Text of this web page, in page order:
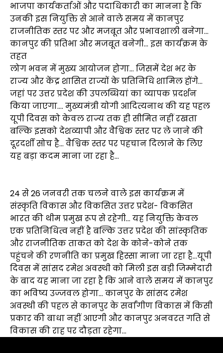
भाजपा कार्यकर्ताओं और पदाधिकारी का मानना है कि
उनकी इस नियुक्ति से आने वाले समय में कानपुर
राजनीतिक स्तर पर और मजबूत और प्रभावशाली बनेगा…
कानपुर की प्रतिभा और मजबूत बनेगी… इस कार्यक्रम के
तहत
लोग भवन में मुख्य आयोजन होगा… जिसमें देश भर के
राज्य और केंद्र शासित राज्यों के प्रतिनिधि शामिल होंगे…
जहां पर उत्तर प्रदेश की उपलब्धियां का व्यापक प्रदर्शन
किया जाएगा…. मुख्यमंत्री योगी आदित्यनाथ की यह पहल
यूपी दिवस को केवल राज्य तक ही सीमित नहीं रखता
बल्कि इसको देशव्यापी और वैश्विक स्तर पर ले जाने की
दूरदर्शी सोच है… वैश्विक स्तर पर पहचान दिलाने के लिए
यह बड़ा कदम माना जा रहा है…
24 से 26 जनवरी तक चलने वाले इस कार्यक्रम में
संस्कृति विकास और विकसित उत्तर प्रदेश- विकसित
भारत की थीम प्रमुख रूप से रहेगी… यह नियुक्ति केवल
एक प्रतिनिधित्व नहीं है बल्कि उत्तर प्रदेश की सांस्कृतिक
और राजनीतिक ताकत को देश के कोने-कोने तक
पहुंचने की रणनीति का प्रमुख हिस्सा माना जा रहा है…यूपी
दिवस में सांसद रमेश अवस्थी को मिली इस बड़ी जिम्मेदारी
के बाद यह माना जा रहा है कि आने वाले समय में कानपुर
का भविष्य उज्जवल होगा… कानपुर के सांसद रमेश
अवस्थी की पहल से कानपुर के सर्वांगीण विकास में किसी
प्रकार की बाधा नहीं आएगी और कानपुर अनवरत गति से
विकास की राह पर दौड़ता रहेगा…